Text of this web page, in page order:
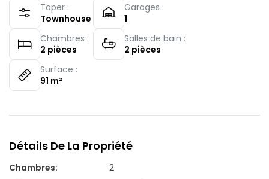
Taper :
Townhouse
Garages :
1
Chambres :
2 pièces
Salles de bain :
2 pièces
Surface :
91 m²
Détails De La Propriété
Chambres:
2